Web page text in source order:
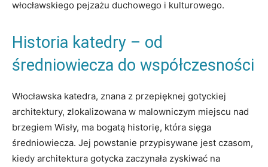
⁤włocławskiego‍ pejzażu duchowego ​i ⁣kulturowego.
Historia katedry – od
średniowiecza do‌ współczesności
Włocławska ⁤katedra, znana z⁢ przepięknej⁣ gotyckiej
architektury, zlokalizowana w malowniczym miejscu nad
brzegiem⁤ Wisły, ma bogatą historię, która ⁢sięga‍
średniowiecza. Jej​ powstanie przypisywane‌ jest czasom,
kiedy architektura gotycka zaczynała zyskiwać na